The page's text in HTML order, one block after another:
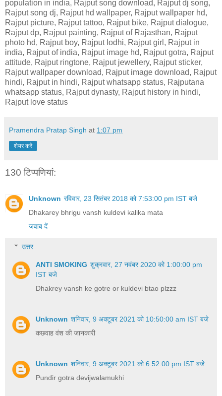
population in india, Rajput song download, Rajput dj song,
Rajput song dj, Rajput hd wallpaper, Rajput wallpaper hd,
Rajput picture, Rajput tattoo, Rajput bike, Rajput dialogue,
Rajput dp, Rajput painting, Rajput of Rajasthan, Rajput
photo hd, Rajput boy, Rajput lodhi, Rajput girl, Rajput in
india, Rajput of india, Rajput image hd, Rajput gotra, Rajput
attitude, Rajput ringtone, Rajput jewellery, Rajput sticker,
Rajput wallpaper download, Rajput image download, Rajput
hindi, Rajput in hindi, Rajput whatsapp status, Rajputana
whatsapp status, Rajput dynasty, Rajput history in hindi,
Rajput love status
Pramendra Pratap Singh at 1:07 pm
शेयर करें
130 टिप्‍पणियां:
Unknown रविवार, 23 सितंबर 2018 को 7:53:00 pm IST बजे
Dhakarey bhrigu vansh kuldevi kalika mata
जवाब दें
उत्तर
ANTI SMOKING शुक्रवार, 27 नवंबर 2020 को 1:00:00 pm
IST बजे
Dhakrey vansh ke gotre or kuldevi btao plzzz
Unknown शनिवार, 9 अक्टूबर 2021 को 10:50:00 am IST बजे
कछवाह वंश की जानकारी
Unknown शनिवार, 9 अक्टूबर 2021 को 6:52:00 pm IST बजे
Pundir gotra devijwalamukhi